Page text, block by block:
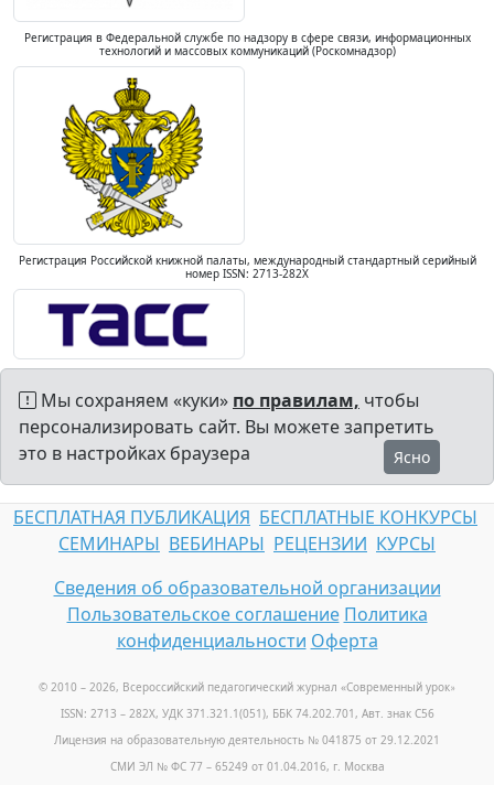
Регистрация в Федеральной службе по надзору в сфере связи, информационных
технологий и массовых коммуникаций (Роскомнадзор)
Регистрация Российской книжной палаты, международный стандартный серийный
номер ISSN: 2713-282X
Мы сохраняем «куки» по правилам, чтобы
персонализировать сайт. Вы можете запретить
это в настройках браузера
Ясно
БЕСПЛАТНАЯ ПУБЛИКАЦИЯ БЕСПЛАТНЫЕ КОНКУРСЫ
СЕМИНАРЫ ВЕБИНАРЫ РЕЦЕНЗИИ КУРСЫ
Сведения об образовательной организации
Пользовательское соглашение Политика
конфиденциальности Оферта
© 2010 – 2026, Всероссийский педагогический журнал «Современный урок»
ISSN: 2713 – 282X, УДК 371.321.1(051), ББК 74.202.701, Авт. знак С56
Лицензия на образовательную деятельность № 041875 от 29.12.2021
СМИ ЭЛ № ФС 77 – 65249 от 01.04.2016, г. Москва